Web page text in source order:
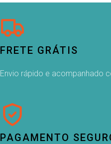
FRETE GRÁTIS
Envio rápido e acompanhado
PAGAMENTO